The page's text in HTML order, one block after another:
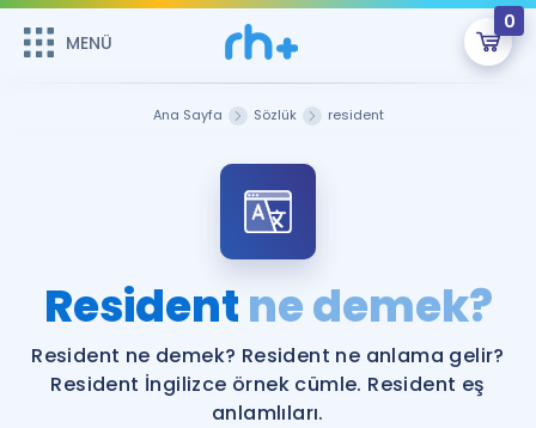
MENÜ
0
ÜYE DEĞİLİM
Sepetin Şu An Boş.
Remzi Hoca ile seni sınava hazırlayacak onlarca eğitim seni
bekliyor!
MENÜ
Faydalı Araçlar
Ana Sayfa Sözlük resident
Residentne demek?
Resident ne demek? Resident ne anlama gelir?
Resident İngilizce örnek cümle. Resident eş
anlamlıları.